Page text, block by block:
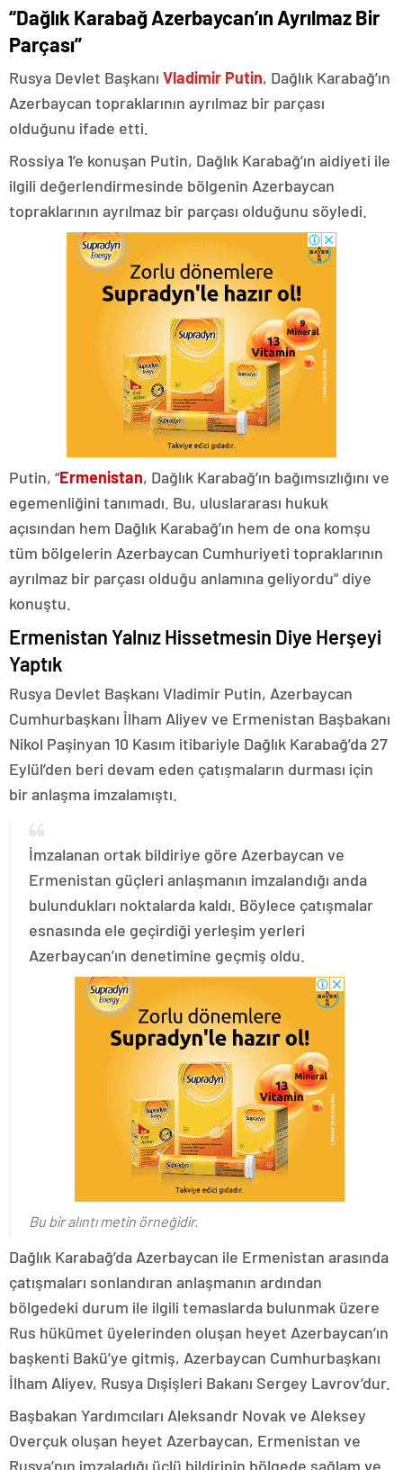
“Dağlık Karabağ Azerbaycan’ın Ayrılmaz Bir
Parçası”
Rusya Devlet Başkanı Vladimir Putin, Dağlık Karabağ’ın
Azerbaycan topraklarının ayrılmaz bir parçası
olduğunu ifade etti.
Rossiya 1’e konuşan Putin, Dağlık Karabağ’ın aidiyeti ile
ilgili değerlendirmesinde bölgenin Azerbaycan
topraklarının ayrılmaz bir parçası olduğunu söyledi.
Putin, “Ermenistan, Dağlık Karabağ’ın bağımsızlığını ve
egemenliğini tanımadı. Bu, uluslararası hukuk
açısından hem Dağlık Karabağ’ın hem de ona komşu
tüm bölgelerin Azerbaycan Cumhuriyeti topraklarının
ayrılmaz bir parçası olduğu anlamına geliyordu” diye
konuştu.
Ermenistan Yalnız Hissetmesin Diye Herşeyi
Yaptık
Rusya Devlet Başkanı Vladimir Putin, Azerbaycan
Cumhurbaşkanı İlham Aliyev ve Ermenistan Başbakanı
Nikol Paşinyan 10 Kasım itibariyle Dağlık Karabağ’da 27
Eylül’den beri devam eden çatışmaların durması için
bir anlaşma imzalamıştı.
İmzalanan ortak bildiriye göre Azerbaycan ve
Ermenistan güçleri anlaşmanın imzalandığı anda
bulundukları noktalarda kaldı. Böylece çatışmalar
esnasında ele geçirdiği yerleşim yerleri
Azerbaycan’ın denetimine geçmiş oldu.
Bu bir alıntı metin örneğidir.
Dağlık Karabağ’da Azerbaycan ile Ermenistan arasında
çatışmaları sonlandıran anlaşmanın ardından
bölgedeki durum ile ilgili temaslarda bulunmak üzere
Rus hükümet üyelerinden oluşan heyet Azerbaycan’ın
başkenti Bakü’ye gitmiş, Azerbaycan Cumhurbaşkanı
İlham Aliyev, Rusya Dışişleri Bakanı Sergey Lavrov’dur.
Başbakan Yardımcıları Aleksandr Novak ve Aleksey
Overçuk oluşan heyet Azerbaycan, Ermenistan ve
Rusya’nın imzaladığı üçlü bildirinin bölgede sağlam ve